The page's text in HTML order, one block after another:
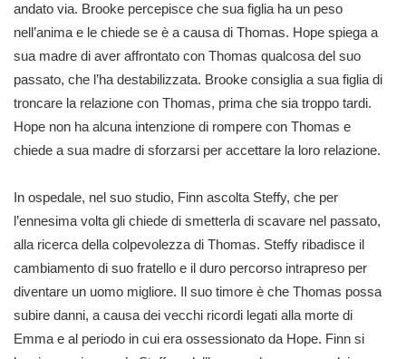
andato via. Brooke percepisce che sua figlia ha un peso
nell’anima e le chiede se è a causa di Thomas. Hope spiega a
sua madre di aver affrontato con Thomas qualcosa del suo
passato, che l’ha destabilizzata. Brooke consiglia a sua figlia di
troncare la relazione con Thomas, prima che sia troppo tardi.
Hope non ha alcuna intenzione di rompere con Thomas e
chiede a sua madre di sforzarsi per accettare la loro relazione.
In ospedale, nel suo studio, Finn ascolta Steffy, che per
l’ennesima volta gli chiede di smetterla di scavare nel passato,
alla ricerca della colpevolezza di Thomas. Steffy ribadisce il
cambiamento di suo fratello e il duro percorso intrapreso per
diventare un uomo migliore. Il suo timore è che Thomas possa
subire danni, a causa dei vecchi ricordi legati alla morte di
Emma e al periodo in cui era ossessionato da Hope. Finn si